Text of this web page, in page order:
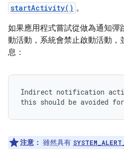
startActivity() 。
如果應用程式嘗試從做為通知彈
動活動，系統會禁止啟動活動，
息：
Indirect notification
注意： 雖然具有